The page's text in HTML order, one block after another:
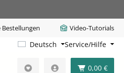
Video-Tutorials
Deutsch Service/Hilfe
0,00 €